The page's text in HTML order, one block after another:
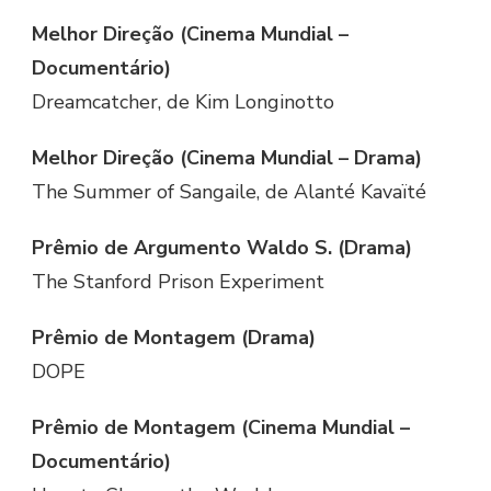
Melhor Direção (Cinema Mundial –
Documentário)
Dreamcatcher, de Kim Longinotto
Melhor Direção (Cinema Mundial – Drama)
The Summer of Sangaile, de Alanté Kavaïté
Prêmio de Argumento Waldo S. (Drama)
The Stanford Prison Experiment
Prêmio de Montagem (Drama)
DOPE
Prêmio de Montagem (Cinema Mundial –
Documentário)